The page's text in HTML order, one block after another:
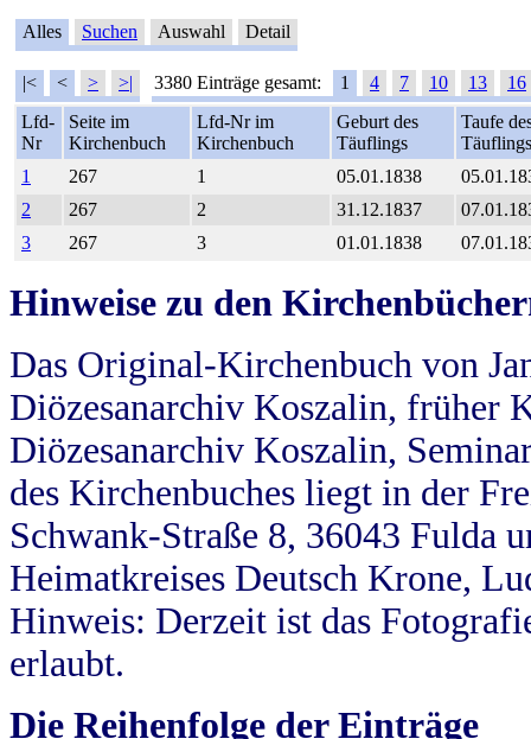
Alles Suchen Auswahl Detail
|< < > >| 3380 Einträge gesamt: 1 4 7 10 13
16
Lfd-
Nr
Seite im
Kirchenbuch
Lfd-Nr im
Kirchenbuch
Geburt des
Täuflings
Taufe
Täuflings
1
267 1 05.01.1838
2
267 2 31.12.1837
3
267 3 01.01.1838
Hinweise zu den
Das Original-Kirchenbuch von
Diözesanarchiv Koszalin, früher
Diözesanarchiv Koszalin,
des Kirchenbuches liegt in der
Schwank-Straße 8, 36043 Fulda
Heimatkreises Deutsch Krone,
Hinweis: Derzeit ist das
erlaubt.
Die Reihenfolge der Einträge